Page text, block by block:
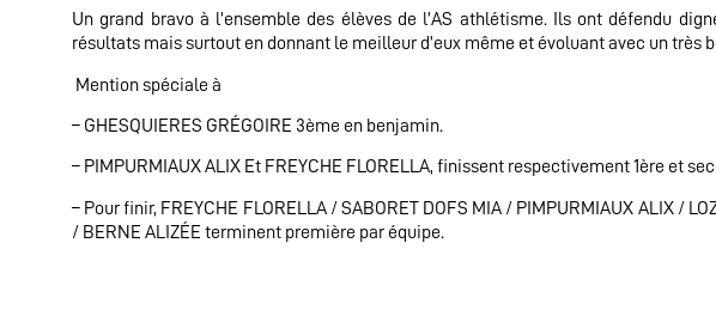
Un grand bravo à l’ensemble des élèves de l’AS athlétisme. Ils ont défendu
résultats mais surtout en donnant le meilleur d’eux même et évoluant avec un très
Mention spéciale à
– GHESQUIERES GRÉGOIRE 3ème en benjamin.
– PIMPURMIAUX ALIX Et FREYCHE FLORELLA, finissent respectivement 1ère et
– Pour finir, FREYCHE FLORELLA / SABORET DOFS MIA / PIMPURMIAUX ALIX /
/ BERNE ALIZÉE terminent première par équipe.